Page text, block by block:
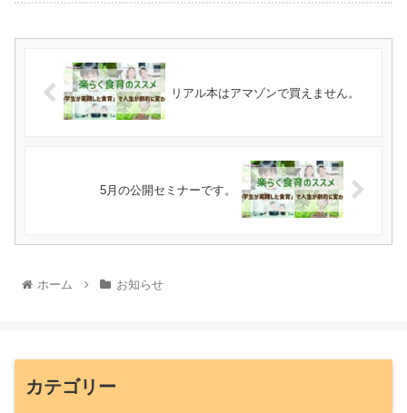
リアル本はアマゾンで買えません。
5月の公開セミナーです。
ホーム お知らせ
カテゴリー